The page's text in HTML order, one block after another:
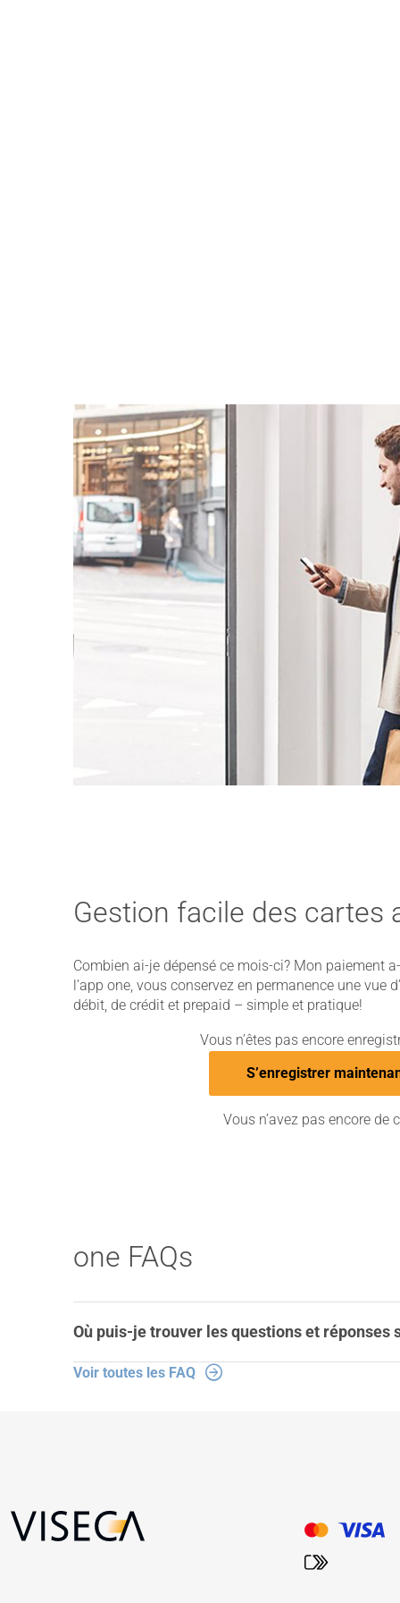
Gestion facile des cartes
Combien ai-je dépensé ce mois-ci? Mon paiement
lʼapp one, vous conservez en permanence une vue
débit, de crédit et prepaid – simple et pratique!
Vous nʼêtes pas encore
Sʼenregistrer
Vous nʼavez pas encore de
one FAQs
Où puis-je trouver les questions et réponses
Voir toutes les FAQ